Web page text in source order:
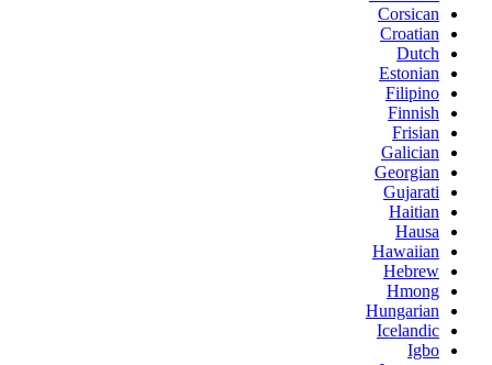
Corsican
Croatian
Dutch
Estonian
Filipino
Finnish
Frisian
Galician
Georgian
Gujarati
Haitian
Hausa
Hawaiian
Hebrew
Hmong
Hungarian
Icelandic
Igbo